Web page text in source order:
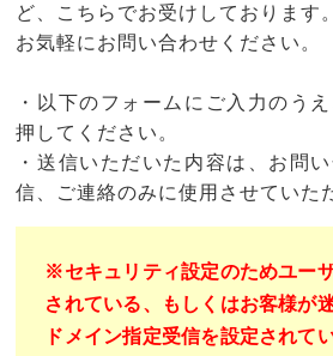
ど、こちらでお受けしております。
お気軽にお問い合わせください。
・以下のフォームにご入力のう
押してください。
・送信いただいた内容は、お問
信、ご連絡のみに使用させていた
※セキュリティ設定のためユー
されている、もしくはお客様が
ドメイン指定受信を設定されて